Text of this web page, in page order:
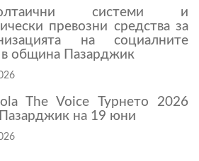
системи и
превозни средства за
на социалните
в община Пазарджик
The Voice Турнето 2026
на 19 юни